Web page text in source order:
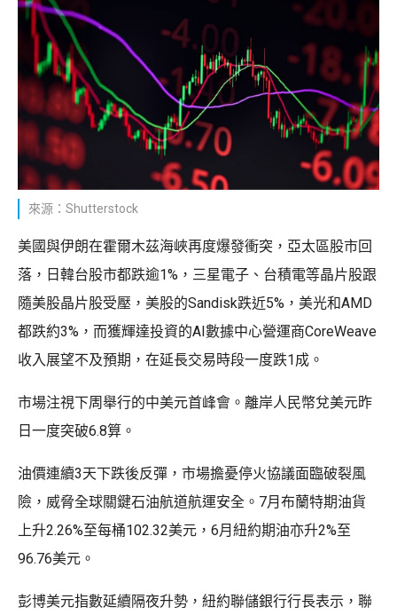
來源：Shutterstock
美國與伊朗在霍爾木茲海峽再度爆發衝突，亞太區股市回
落，日韓台股市都跌逾1%，三星電子、台積電等晶片股跟
隨美股晶片股受壓，美股的Sandisk跌近5%，美光和AMD
都跌約3%，而獲輝達投資的AI數據中心營運商CoreWeave
收入展望不及預期，在延長交易時段一度跌1成。
市場注視下周舉行的中美元首峰會。離岸人民幣兌美元昨
日一度突破6.8算。
油價連續3天下跌後反彈，市場擔憂停火協議面臨破裂風
險，威脅全球關鍵石油航道航運安全。7月布蘭特期油貨
上升2.26%至每桶102.32美元，6月紐約期油亦升2%至
96.76美元。
彭博美元指數延續隔夜升勢，紐約聯儲銀行行長表示，聯